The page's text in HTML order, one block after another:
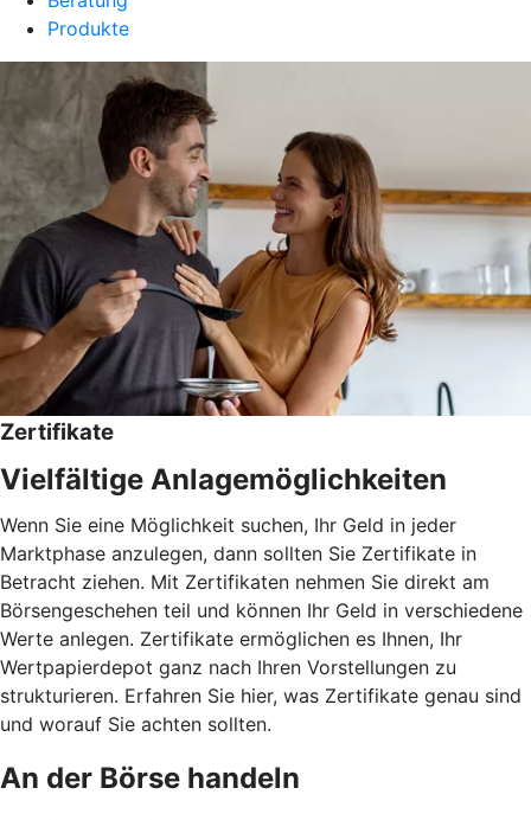
Produkte
Zertifikate
Vielfältige Anlagemöglichkeiten
Wenn Sie eine Möglichkeit suchen, Ihr Geld in jeder
Marktphase anzulegen, dann sollten Sie Zertifikate in
Betracht ziehen. Mit Zertifikaten nehmen Sie direkt am
Börsengeschehen teil und können Ihr Geld in verschiedene
Werte anlegen. Zertifikate ermöglichen es Ihnen, Ihr
Wertpapierdepot ganz nach Ihren Vorstellungen zu
strukturieren. Erfahren Sie hier, was Zertifikate genau sind
und worauf Sie achten sollten.
An der Börse handeln